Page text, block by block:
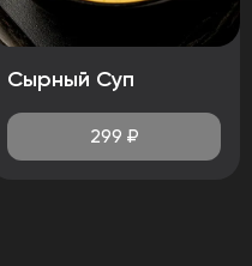
Сырный Суп
299 ₽